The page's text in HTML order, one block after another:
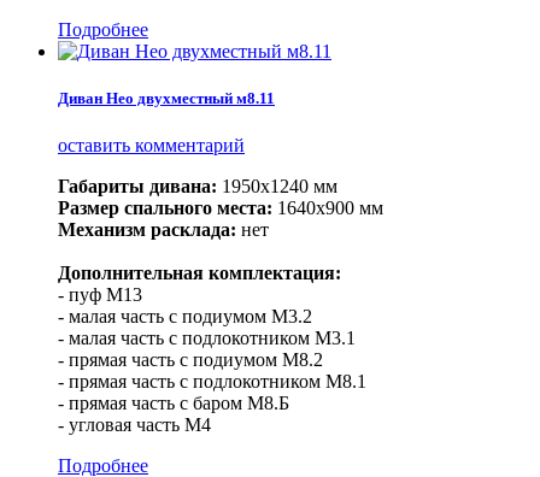
Подробнее
Диван Нео двухместный м8.11
оставить комментарий
Габариты дивана: 1950х1240 мм
Размер спального места: 1640х900 мм
Механизм расклада: нет
Дополнительная комплектация:
- пуф М13
- малая часть с подиумом М3.2
- малая часть с подлокотником М3.1
- прямая часть с подиумом М8.2
- прямая часть с подлокотником М8.1
- прямая часть с баром М8.Б
- угловая часть М4
Подробнее